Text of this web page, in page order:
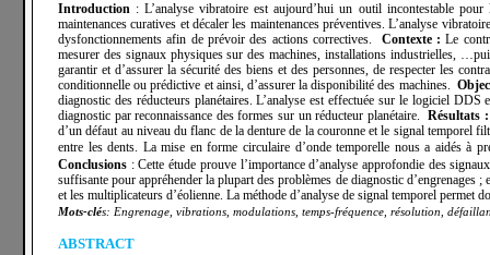
Introduction : L’analyse vibratoire est aujourd’hui un outil incontestable
maintenances curatives et décaler les maintenances préventives. L’analyse
dysfonctionnements afin de prévoir des actions correctives. Contexte :Le
mesurer des signaux physiques sur des machines, installations industrielles,
garantir et d’assurer la sécurité des biens et des personnes, de respecter les
conditionnelle ou prédictive et ainsi, d’assurer la disponibilité des machines.
diagnostic des réducteurs planétaires. L’analyse est effectuée sur le logiciel
diagnostic par reconnaissance des formes sur un réducteur planétaire.Résultats
d’un défaut au niveau du flanc de la denture de la couronne et le signal temporel
entre les dents. La mise en forme circulaire d’onde temporelle nous a aidés à
Conclusions : Cette étude prouve l’importance d’analyse approfondie des
suffisante pour appréhender la plupart des problèmes de diagnostic d’engrenages
et les multiplicateurs d’éolienne. La méthode d’analyse de signal temporel permet
Mots-clés: Engrenage, vibrations, modulations, temps-fréquence, résolution,
ABSTRACT